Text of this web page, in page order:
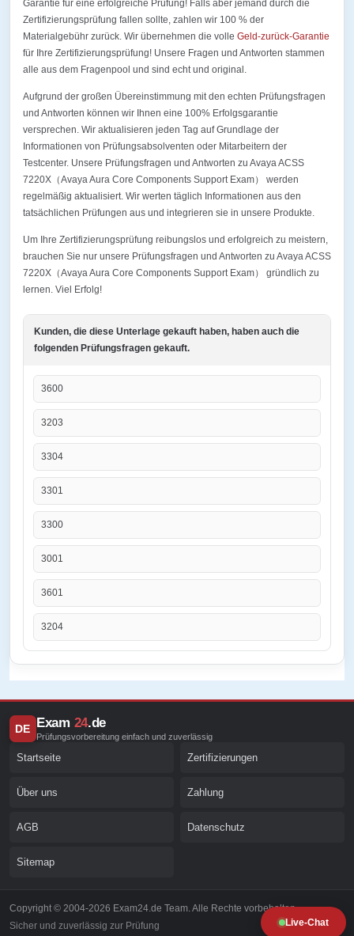
Live-Chat
Garantie für eine erfolgreiche Prüfung! Falls aber jemand durch die
Zertifizierungsprüfung fallen sollte, zahlen wir 100 % der
Materialgebühr zurück. Wir übernehmen die volle Geld-zurück-Garantie
für Ihre Zertifizierungsprüfung! Unsere Fragen und Antworten stammen
alle aus dem Fragenpool und sind echt und original.
Aufgrund der großen Übereinstimmung mit den echten Prüfungsfragen
und Antworten können wir Ihnen eine 100% Erfolgsgarantie
versprechen. Wir aktualisieren jeden Tag auf Grundlage der
Informationen von Prüfungsabsolventen oder Mitarbeitern der
Testcenter. Unsere Prüfungsfragen und Antworten zu Avaya ACSS
7220X（Avaya Aura Core Components Support Exam） werden
regelmäßig aktualisiert. Wir werten täglich Informationen aus den
tatsächlichen Prüfungen aus und integrieren sie in unsere Produkte.
Um Ihre Zertifizierungsprüfung reibungslos und erfolgreich zu meistern,
brauchen Sie nur unsere Prüfungsfragen und Antworten zu Avaya ACSS
7220X（Avaya Aura Core Components Support Exam） gründlich zu
lernen. Viel Erfolg!
Kunden, die diese Unterlage gekauft haben, haben auch die
folgenden Prüfungsfragen gekauft.
3600
3203
3304
3301
3300
3001
3601
3204
DE Exam 24.de
Prüfungsvorbereitung einfach und zuverlässig
Startseite Zertifizierungen
Über uns Zahlung
AGB Datenschutz
Sitemap
Copyright © 2004-2026 Exam24.de Team. Alle Rechte vorbehalten.
Sicher und zuverlässig zur Prüfung